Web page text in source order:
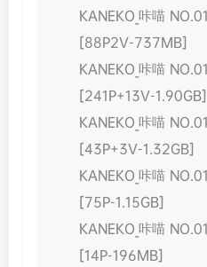
KANEKO_咔喵
[88P2V-737MB]
KANEKO_咔喵
[241P+13V-1.90GB]
KANEKO_咔喵
[43P+3V-1.32GB]
KANEKO_咔喵
[75P-1.15GB]
KANEKO_咔喵
[14P-196MB]